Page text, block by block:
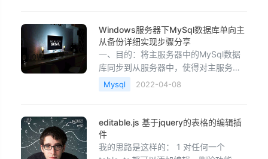
Windows服务器下MySql数据库单向主
从备份详细实现步骤分享
一、目的：将主服务器中的MySql数据
库同步到从服务器中，使得对主服务器
的操作可以即时更新到从服务器，避免
主服
Mysql 2022-04-08
editable.js 基于jquery的表格的编辑插
件
我的思路是这样的： 1 对任何一个